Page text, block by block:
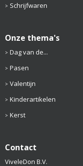
Schrijfwaren
Onze thema's
Dag van de...
Pasen
Valentijn
Kinderartikelen
Kerst
Contact
ViveleDon B.V.